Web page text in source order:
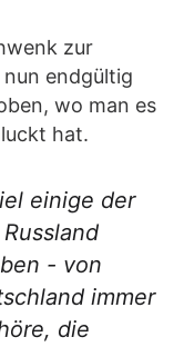
zur
endgültig
wo man es
hat.
einige der
- von
immer
die